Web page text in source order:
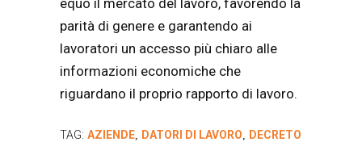
equo il mercato del lavoro, favorendo la
parità di genere e garantendo ai
lavoratori un accesso più chiaro alle
informazioni economiche che
riguardano il proprio rapporto di lavoro.
TAG: AZIENDE DATORI DI LAVORO
DECRETO